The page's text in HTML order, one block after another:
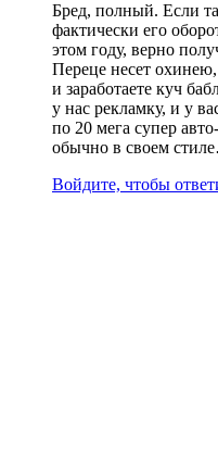
Бред, полный. Если
фактически его
этом году, верно
Переце несет охинею,
и заработаете куч
у нас рекламку, и у
по 20 мега супер
обычно в своем
Войдите, чтобы